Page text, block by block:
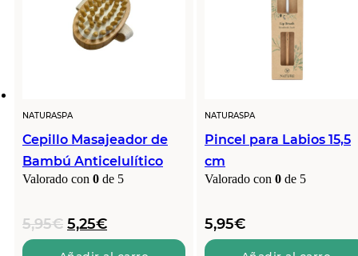
NATURASPA
Cepillo Masajeador de
Bambú Anticelulítico
Valorado con 0 de 5
5,95€ El
precio
5,25€El
precio
NATURASPA
Pincel para Labios 15,5
cm
Valorado con 0 de 5
5,95€